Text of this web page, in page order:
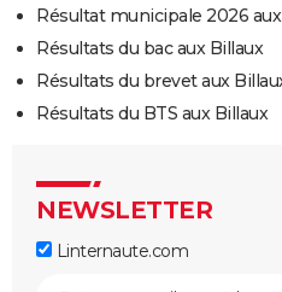
Résultat municipale 2026
Résultats du bac aux Billaux
Résultats du brevet aux
Résultats du BTS aux Billaux
NEWSLETTER
Linternaute.com